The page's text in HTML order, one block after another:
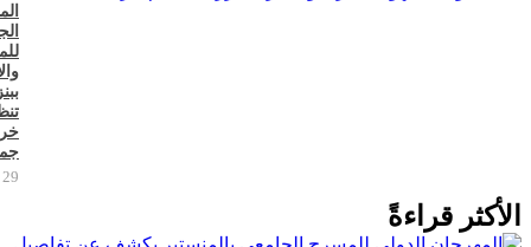
29 يوليو 2026
الأكثر قراءةً